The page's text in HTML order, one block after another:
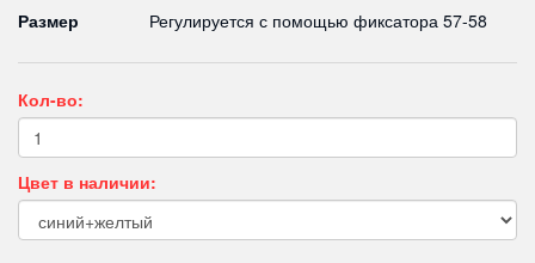
Размер
Регулируется с помощью фиксатора 57-58
Кол-во:
Цвет в наличии: